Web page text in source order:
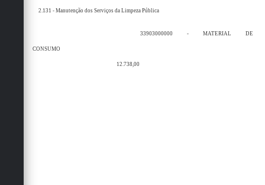
2.131 - Manutenção dos Serviços da Limpeza Pública
33903000000 - MATERIAL DE
CONSUMO
12.738,00